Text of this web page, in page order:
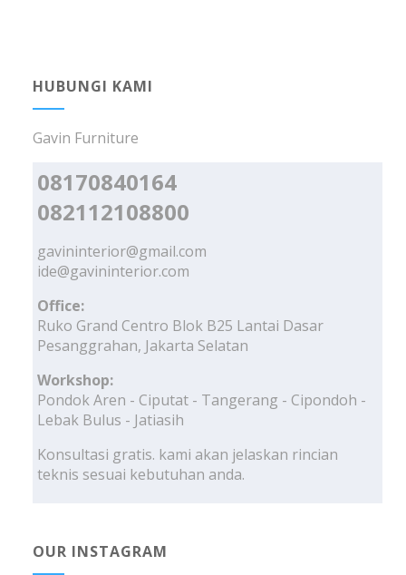
HUBUNGI KAMI
Gavin Furniture
08170840164
082112108800
gavininterior@gmail.com
ide@gavininterior.com
Office:
Ruko Grand Centro Blok B25 Lantai Dasar
Pesanggrahan, Jakarta Selatan
Workshop:
Pondok Aren - Ciputat - Tangerang - Cipondoh -
Lebak Bulus - Jatiasih
Konsultasi gratis. kami akan jelaskan rincian
teknis sesuai kebutuhan anda.
OUR INSTAGRAM